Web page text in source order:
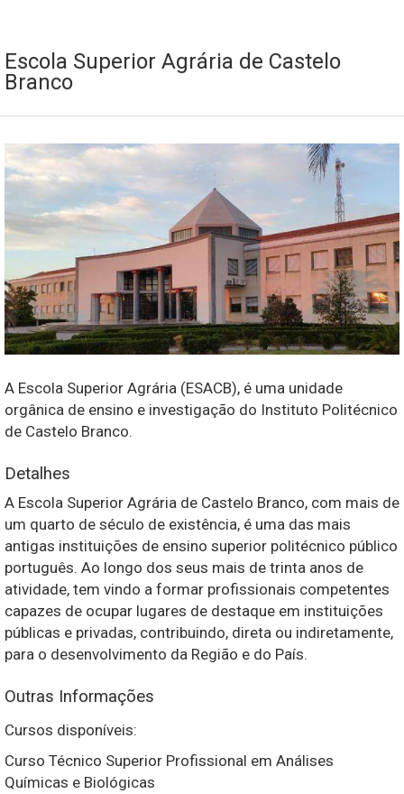
Escola Superior Agrária de Castelo
Branco
A Escola Superior Agrária (ESACB), é uma unidade
orgânica de ensino e investigação do Instituto Politécnico
de Castelo Branco.
Detalhes
A Escola Superior Agrária de Castelo Branco, com mais de
um quarto de século de existência, é uma das mais
antigas instituições de ensino superior politécnico público
português. Ao longo dos seus mais de trinta anos de
atividade, tem vindo a formar profissionais competentes
capazes de ocupar lugares de destaque em instituições
públicas e privadas, contribuindo, direta ou indiretamente,
para o desenvolvimento da Região e do País.
Outras Informações
Cursos disponíveis:
Curso Técnico Superior Profissional em Análises
Químicas e Biológicas